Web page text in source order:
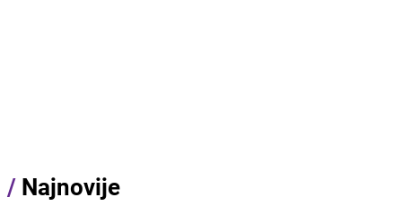
/ Najnovije